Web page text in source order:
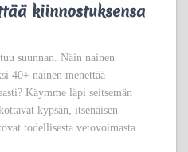
kiinnostuksensa
suunnan. Näin nainen
40+ nainen menettää
Käymme läpi seitsemän
kypsän, itsenäisen
todellisesta vetovoimasta